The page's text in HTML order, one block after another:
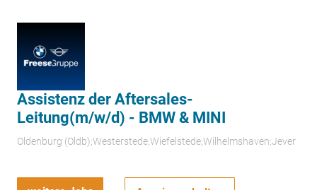
Assistenz der Aftersales-
Leitung(m/w/d) - BMW & MINI
Oldenburg (Oldb);Westerstede;Wiefelstede;Wilhelmshaven;Jever